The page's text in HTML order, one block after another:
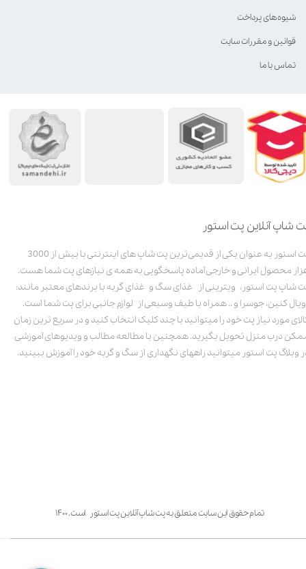
شاپ آنلاین پت استور
پت استور به عنوان یکی از قدیمی‌ترین پت شاپ های اینترنتی با بیش از 3000
محصول ایرانی و خارجی آماده پاسخگویی به همه ی نیازهای پت شما هست.
شاپ پت استور، ویترینی از غذای سگ و غذای گربه با برندهای معتبر مانند:
کنین، جوسرا و .. همراه با طیف وسیعی از لوازم جانبی برای پت شما است.
مورد نیاز پت خود را میتوانید با چند کلیک انتخاب کنید و در سریع ترین زمان
درب منزل تحویل بگیرید. همچنین با مطالعه مطالب و ویدیوهای آموزشی
وبلاگ پت استور میتوانید راههای نگهداری از سگ و گربه خود را آموزش ببینید.
تمام حقوق این سایت متعلق به پت شاپ آنلاین پت استور است. ۱۴۰۰
شیوه‌های پرداخت
قوانین و مقررات سایت
تماس با ما